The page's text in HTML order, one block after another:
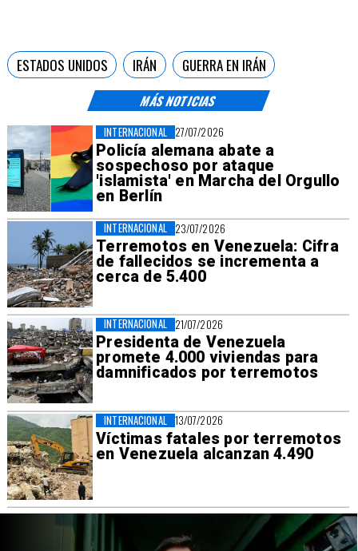
MÁS NOTICIAS
27/07/2026
Policía alemana abate a
sospechoso por ataque
'islamista' en Marcha del Orgullo
en Berlín
INTERNACIONAL
23/07/2026
Terremotos en Venezuela: Cifra
de fallecidos se incrementa a
cerca de 5.400
INTERNACIONAL
21/07/2026
Presidenta de Venezuela
promete 4.000 viviendas para
damnificados por terremotos
INTERNACIONAL
13/07/2026
Víctimas fatales por terremotos
en Venezuela alcanzan 4.490
INTERNACIONAL
ESTADOS UNIDOS IRÁN GUERRA EN IRÁN